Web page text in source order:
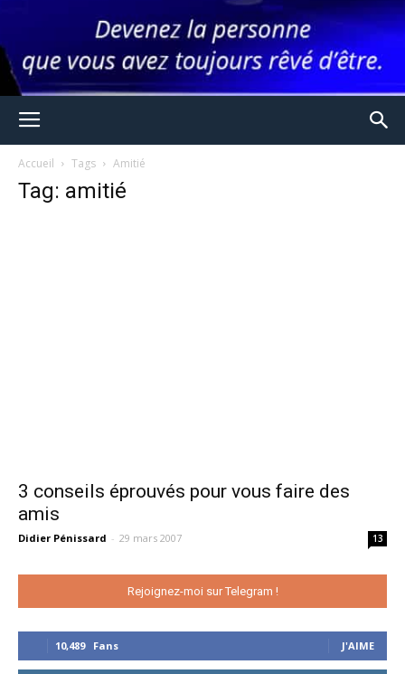
Accueil Tags Amitié
Tag: amitié
3 conseils éprouvés pour vous faire des
amis
Didier Pénissard - 29 mars 2007 13
Rejoignez-moi sur Telegram !
10,489 Fans J'AIME